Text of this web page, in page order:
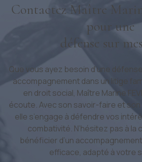
Contactez Maître
pour une
défense sur
Que vous ayez besoin d’une
accompagnement dans un litige
en droit social, Maître Marine
écoute. Avec son savoir-faire et
elle s’engage à défendre vos
combativité. N’hésitez pas à la
bénéficier d’un
efficace, adapté à votre